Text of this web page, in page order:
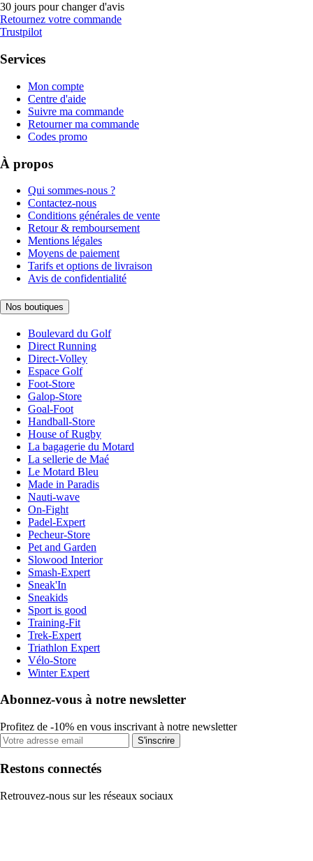
30 jours pour changer d'avis
Retournez votre commande
Trustpilot
Services
Mon compte
Centre d'aide
Suivre ma commande
Retourner ma commande
Codes promo
À propos
Qui sommes-nous ?
Contactez-nous
Conditions générales de vente
Retour & remboursement
Mentions légales
Moyens de paiement
Tarifs et options de livraison
Avis de confidentialité
Nos boutiques
Boulevard du Golf
Direct Running
Direct-Volley
Espace Golf
Foot-Store
Galop-Store
Goal-Foot
Handball-Store
House of Rugby
La bagagerie du Motard
La sellerie de Maé
Le Motard Bleu
Made in Paradis
Nauti-wave
On-Fight
Padel-Expert
Pecheur-Store
Pet and Garden
Slowood Interior
Smash-Expert
Sneak'In
Sneakids
Sport is good
Training-Fit
Trek-Expert
Triathlon Expert
Vélo-Store
Winter Expert
Abonnez-vous à notre newsletter
Profitez de -10% en vous inscrivant à notre newsletter
S'inscrire
Restons connectés
Retrouvez-nous sur les réseaux sociaux